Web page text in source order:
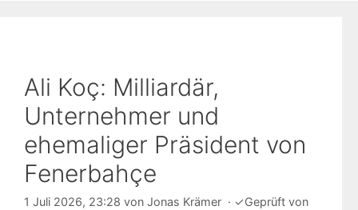
Ali Koç: Milliardär,
Unternehmer und
ehemaliger Präsident von
Fenerbahçe
1 Juli 2026, 23:28 von Jonas Krämer · ✓Geprüft von